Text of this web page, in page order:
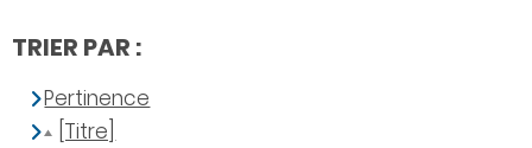
TRIER PAR :
Pertinence
[Titre]